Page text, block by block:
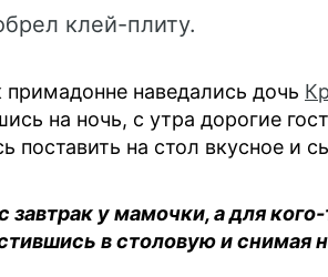
клей-плиту.
примадонне наведались дочь
на ночь, с утра дорогие
поставить на стол вкусное и
завтрак у мамочки, а для
в столовую и снимая